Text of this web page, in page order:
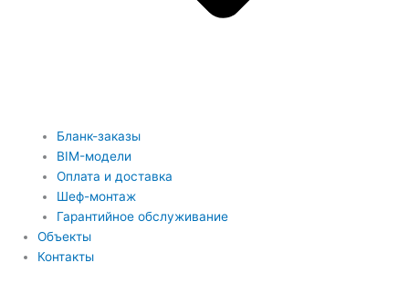
Бланк-заказы
BIM-модели
Оплата и доставка
Шеф-монтаж
Гарантийное обслуживание
Объекты
Контакты